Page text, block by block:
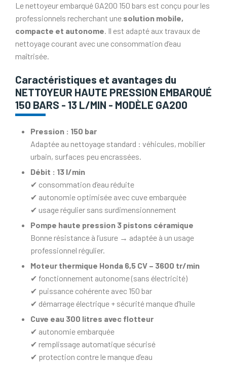
Le nettoyeur embarqué GA200 150 bars est conçu pour les
professionnels recherchant une solution mobile,
compacte et autonome. Il est adapté aux travaux de
nettoyage courant avec une consommation d’eau
maîtrisée.
Caractéristiques et avantages du
NETTOYEUR HAUTE PRESSION EMBARQUÉ
150 BARS - 13 L/MIN - MODÈLE GA200
Pression : 150 bar
Adaptée au nettoyage standard : véhicules, mobilier
urbain, surfaces peu encrassées.
Débit : 13 l/min
✔ consommation d’eau réduite
✔ autonomie optimisée avec cuve embarquée
✔ usage régulier sans surdimensionnement
Pompe haute pression 3 pistons céramique
Bonne résistance à l’usure → adaptée à un usage
professionnel régulier.
Moteur thermique Honda 6,5 CV – 3600 tr/min
✔ fonctionnement autonome (sans électricité)
✔ puissance cohérente avec 150 bar
✔ démarrage électrique + sécurité manque d’huile
Cuve eau 300 litres avec flotteur
✔ autonomie embarquée
✔ remplissage automatique sécurisé
✔ protection contre le manque d’eau